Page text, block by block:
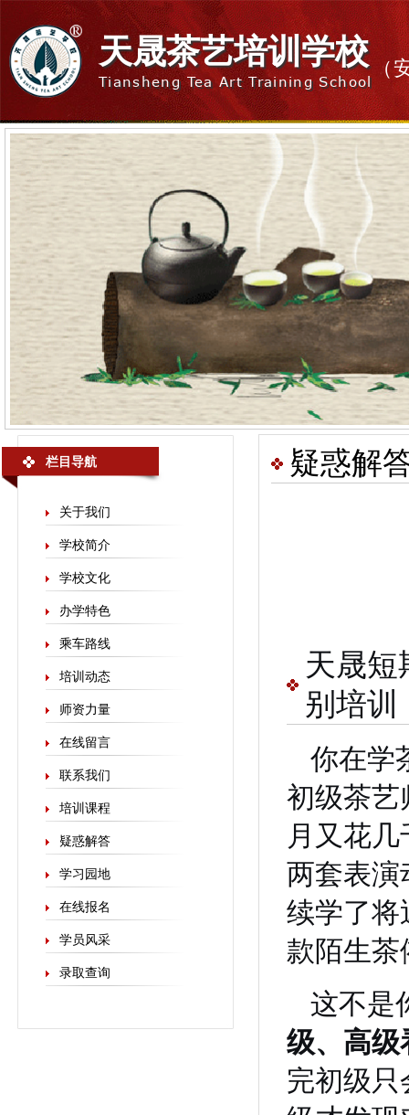
天晟茶艺培训学校
Tiansheng Tea Art Training School
（
栏目导航
关于我们
学校简介
学校文化
办学特色
乘车路线
培训动态
师资力量
在线留言
联系我们
培训课程
疑惑解答
学习园地
在线报名
学员风采
录取查询
疑惑解
天晟短
别培训
你在学
初级茶艺
月又花
两套表演
续学了
款陌生茶
这不是
级、高级
完初级